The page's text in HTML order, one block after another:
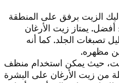
الزيت برفق على المنطقة
يمتاز زيت الأرغان
تصبغات الجلد. كما أنه
مظهره.
حيث يمكن استخدام منظف
من زيت الأرغان على البشرة